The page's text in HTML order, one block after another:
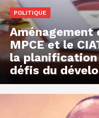
POLITIQUE
MPCE et le
la
défis du